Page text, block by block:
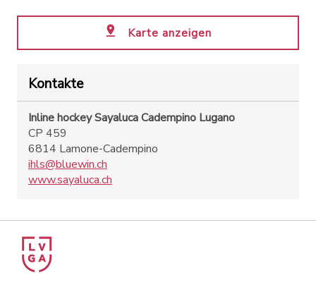
Karte anzeigen
Kontakte
Inline hockey Sayaluca Cadempino Lugano
CP 459
6814 Lamone-Cadempino
ihls@bluewin.ch
www.sayaluca.ch